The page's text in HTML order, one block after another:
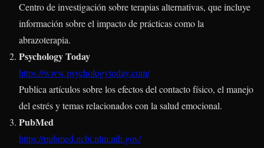
Centro de investigación sobre terapias alternativas, que incluye
información sobre el impacto de prácticas como la
abrazoterapia.
Psychology Today
https://www.psychologytoday.com/
Publica artículos sobre los efectos del contacto físico, el manejo
del estrés y temas relacionados con la salud emocional.
PubMed
https://pubmed.ncbi.nlm.nih.gov/